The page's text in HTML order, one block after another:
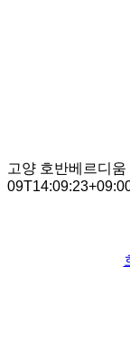
고양 호반베르디움